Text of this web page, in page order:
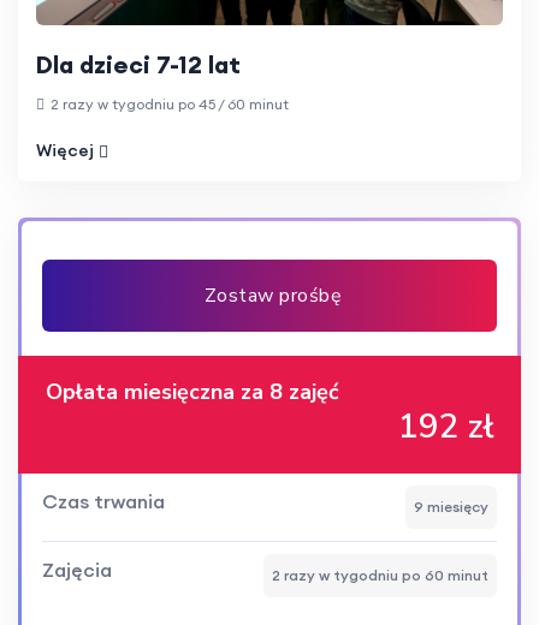
Dla dzieci 7-12 lat
2 razy w tygodniu po 45 / 60 minut
Więcej
Zostaw prośbę
Opłata miesięczna za 8 zajęć
192 zł
Czas trwania 9 miesięcy
Zajęcia 2 razy w tygodniu po 60 minut